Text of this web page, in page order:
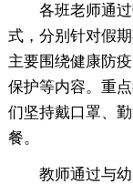
各班老师通
式，分别针对假
主要围绕健康防
保护等内容。重
们坚持戴口罩、
餐。
教师通过与